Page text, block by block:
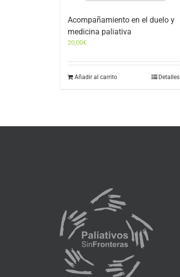
Acompañamiento en el duelo y
medicina paliativa
20,00€
Añadir al carrito Detalles